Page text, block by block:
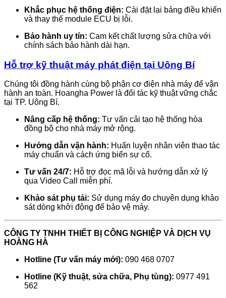
Khắc phục hệ thống điện: Cài đặt lại bảng điều khiển
và thay thế module ECU bị lỗi.
Bảo hành uy tín: Cam kết chất lượng sửa chữa với
chính sách bảo hành dài hạn.
Hỗ trợ kỹ thuật máy phát điện tại Uông Bí
Chúng tôi đồng hành cùng bộ phận cơ điện nhà máy để vận
hành an toàn. Hoangha Power là đối tác kỹ thuật vững chắc
tại TP. Uông Bí.
Nâng cấp hệ thống: Tư vấn cải tạo hệ thống hòa
đồng bộ cho nhà máy mở rộng.
Hướng dẫn vận hành: Huấn luyện nhân viên thao tác
máy chuẩn và cách ứng biến sự cố.
Tư vấn 24/7: Hỗ trợ đọc mã lỗi và hướng dẫn xử lý
qua Video Call miễn phí.
Khảo sát phụ tải: Sử dụng máy đo chuyên dụng khảo
sát dòng khởi động để bảo vệ máy.
CÔNG TY TNHH THIẾT BỊ CÔNG NGHIỆP VÀ DỊCH VỤ
HOÀNG HÀ
Hotline (Tư vấn máy mới): 090 468 0707
Hotline (Kỹ thuật, sửa chữa, Phụ tùng): 0977 491
562